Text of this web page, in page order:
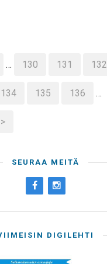
… 130 131 132
134 135 136 …
>
SEURAA MEITÄ
DIGILEHTI